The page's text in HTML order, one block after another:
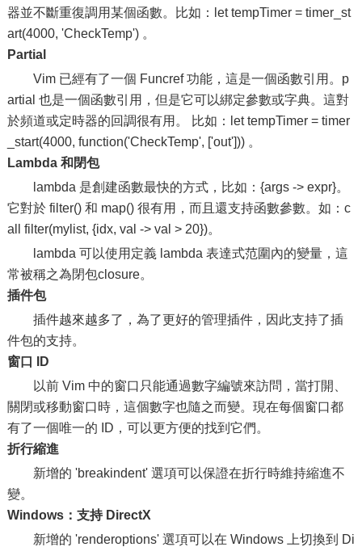
器並不斷重復調用某個函數。比如：let tempTimer = timer_st
art(4000, 'CheckTemp') 。
Partial
Vim 已經有了一個 Funcref 功能，這是一個函數引用。p
artial 也是一個函數引用，但是它可以綁定參數或字典。這對
於頻道或定時器的回調很有用。 比如：let tempTimer = timer
_start(4000, function('CheckTemp', ['out'])) 。
Lambda 和閉包
lambda 是創建函數最快的方式，比如：{args -> expr}。
它對於 filter() 和 map() 很有用，而且還支持函數參數。如：c
all filter(mylist, {idx, val -> val > 20})。
lambda 可以使用定義 lambda 表達式范圍內的變量，這
常被稱之為閉包closure。
插件包
插件越來越多了，為了更好的管理插件，因此支持了插
件包的支持。
窗口 ID
以前 Vim 中的窗口只能通過數字編號來訪問，當打開、
關閉或移動窗口時，這個數字也隨之而變。現在每個窗口都
有了一個唯一的 ID，可以更方便的找到它們。
折行縮進
新增的 'breakindent' 選項可以保證在折行時維持縮進不
變。
Windows：支持 DirectX
新增的 'renderoptions' 選項可以在 Windows 上切換到 Di